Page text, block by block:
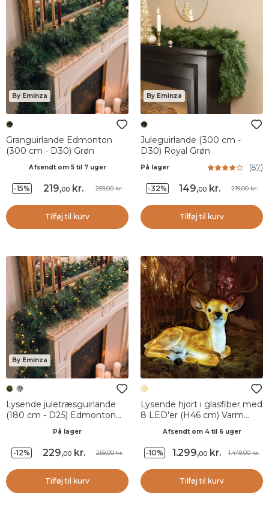
By Eminza
Granguirlande Edmonton
(300 cm - D30) Grøn
Afsendt om 5 til 7 uger
-15% 219,00 kr. 259,00 kr.
Tilføj til kurv
By Eminza
Juleguirlande (300 cm -
D30) Royal Grøn
På lager (87)
-32% 149,00 kr. 219,00 kr.
Tilføj til kurv
By Eminza
Lysende juletræsguirlande
(180 cm - D25) Edmonton
Grøn og varm hvid
På lager
-12% 229,00 kr. 259,00 kr.
Tilføj til kurv
Lysende hjort i glasfiber med
8 LED'er (H46 cm) Varm
Afsendt om 4 til 6 uger
-10% 1.299,00 kr. 1.449,00 kr.
Tilføj til kurv